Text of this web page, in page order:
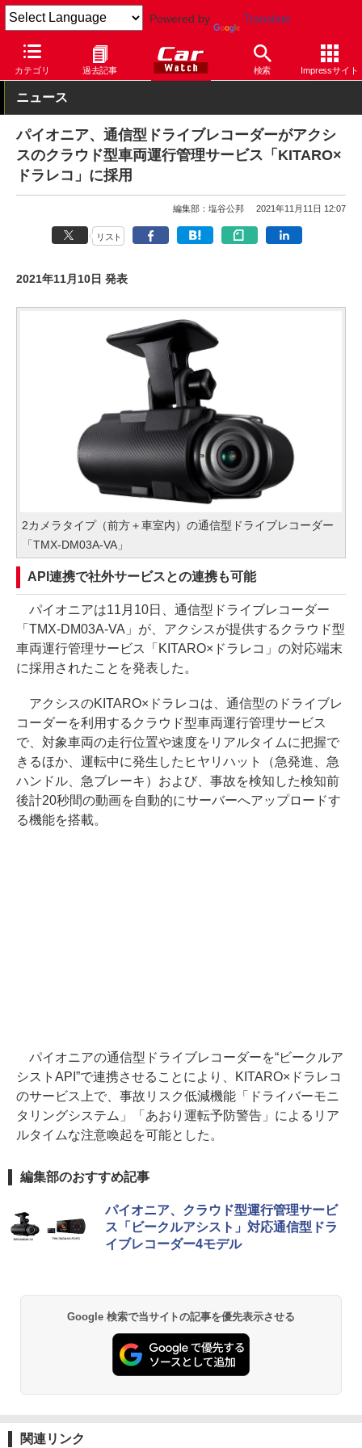
Powered by Translate
カテゴリ 過去記事 検索 Impressサイト
Car Watch カスタム カー用品 ドライブレコーダー
ニュース
パイオニア、通信型ドライブレコーダーがアクシ
スのクラウド型車両運行管理サービス「KITARO×
ドラレコ」に採用
編集部：塩谷公邦 2021年11月11日 12:07
リスト
2021年11月10日 発表
2カメラタイプ（前方＋車室内）の通信型ドライブレコーダー
「TMX-DM03A-VA」
API連携で社外サービスとの連携も可能
パイオニアは11月10日、通信型ドライブレコーダー
「TMX-DM03A-VA」が、アクシスが提供するクラウド型
車両運行管理サービス「KITARO×ドラレコ」の対応端末
に採用されたことを発表した。
アクシスのKITARO×ドラレコは、通信型のドライブレ
コーダーを利用するクラウド型車両運行管理サービス
で、対象車両の走行位置や速度をリアルタイムに把握で
きるほか、運転中に発生したヒヤリハット（急発進、急
ハンドル、急ブレーキ）および、事故を検知した検知前
後計20秒間の動画を自動的にサーバーへアップロードす
る機能を搭載。
パイオニアの通信型ドライブレコーダーを“ビークルア
シストAPI”で連携させることにより、KITARO×ドラレコ
のサービス上で、事故リスク低減機能「ドライバーモニ
タリングシステム」「あおり運転予防警告」によるリア
ルタイムな注意喚起を可能とした。
編集部のおすすめ記事
パイオニア、クラウド型運行管理サービ
ス「ビークルアシスト」対応通信型ドラ
イブレコーダー4モデル
Google 検索で当サイトの記事を優先表示させる
関連リンク